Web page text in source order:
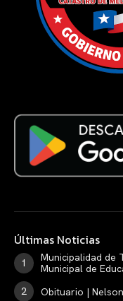
Últimas Noticias
Municipalidad de
Municipal de
Obituario |